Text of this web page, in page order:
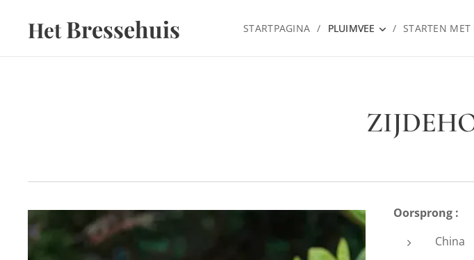
HetBressehuis STARTPAGINA PLUIMVEE STARTEN MET
Oorsprong :
China